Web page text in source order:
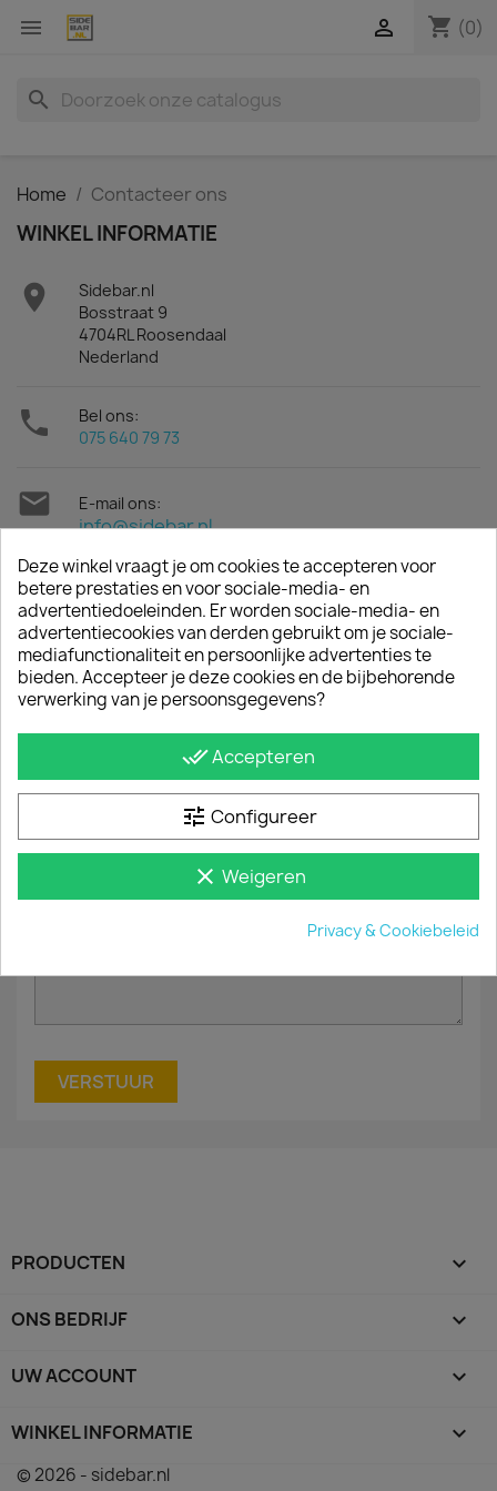
 shopping_cart (0)

search
Home Contacteer ons
WINKEL INFORMATIE

Sidebar.nl
Bosstraat 9
4704RL Roosendaal
Nederland

Bel ons:
075 640 79 73
 E-mail ons:
info@sidebar.nl
contact
CONTACTEER ONS
Onderwerp
PRODUCTEN 
ONS BEDRIJF 
UW ACCOUNT 
WINKEL INFORMATIE keyboard_arrow_down
© 2026 - sidebar.nl
Deze winkel vraagt je om cookies te accepteren voor
betere prestaties en voor sociale-media- en
advertentiedoeleinden. Er worden sociale-media- en
advertentiecookies van derden gebruikt om je sociale-
mediafunctionaliteit en persoonlijke advertenties te
bieden. Accepteer je deze cookies en de bijbehorende
verwerking van je persoonsgegevens?
done_allAccepteren
tune Configureer
clear Weigeren
Privacy & Cookiebeleid